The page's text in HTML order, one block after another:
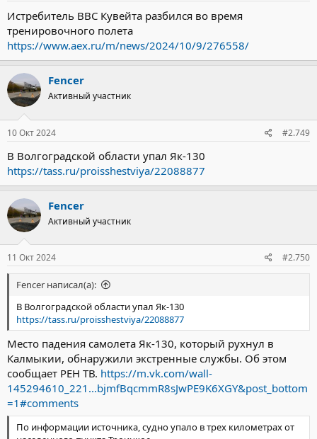
Истребитель ВВС Кувейта разбился во время
тренировочного полета
https://www.aex.ru/m/news/2024/10/9/276558/
Fencer
Активный участник
10 Окт 2024 #2.749
В Волгоградской области упал Як-130
https://tass.ru/proisshestviya/22088877
Fencer
Активный участник
11 Окт 2024 #2.750
Fencer написал(а):
В Волгоградской области упал Як-130
https://tass.ru/proisshestviya/22088877
Место падения самолета Як-130, который рухнул в
Калмыкии, обнаружили экстренные службы. Об этом
сообщает РЕН ТВ. https://m.vk.com/wall-
145294610_221...bjmfBqcmmR8sJwPE9K6XGY&post_bottom
=1#comments
По информации источника, судно упало в трех километрах от